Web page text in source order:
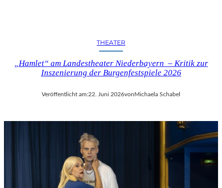
THEATER
„Hamlet“ am Landestheater Niederbayern – Kritik zur
Inszenierung der Burgenfestspiele 2026
Veröffentlicht am:22. Juni 2026vonMichaela Schabel